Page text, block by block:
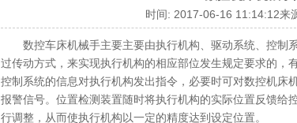
时间: 2017-06-16 11:14:12来
数控车床机械手主要主要由执行机构、驱动系统、控制
过传动方式，来实现执行机构的相应部位发生规定要求的
控制系统的信息对执行机构发出指令，必要时可对数控机床
报警信号。位置检测装置随时将执行机构的实际位置反馈
行调整，从而使执行机构以一定的精度达到设定位置。